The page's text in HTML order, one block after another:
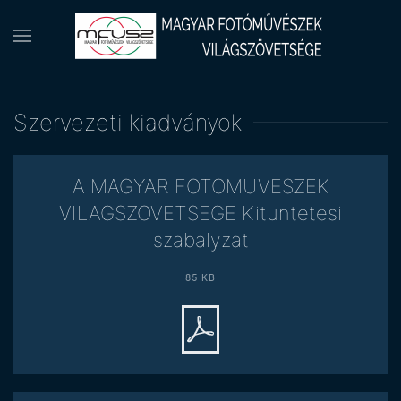
Szervezeti kiadványok
A MAGYAR FOTOMUVESZEK
VILAGSZOVETSEGE Kituntetesi
szabalyzat
85 KB